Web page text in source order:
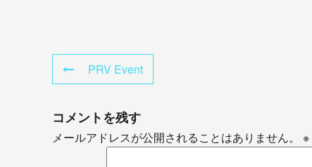
PRV Event
コメントを残す
メールアドレスが公開されることはありません。 ※